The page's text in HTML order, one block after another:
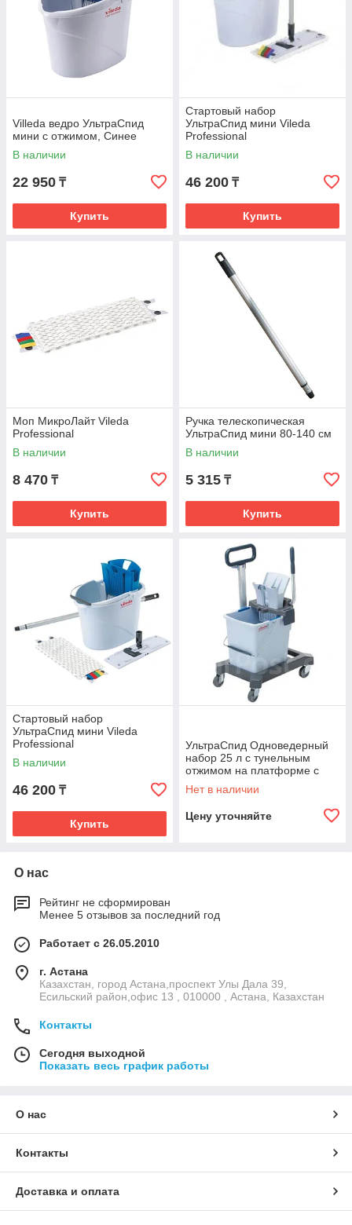
Villeda ведро УльтраСпид
мини с отжимом, Синее
В наличии
22 950 ₸
Купить
Стартовый набор
УльтраСпид мини Vileda
Professional
В наличии
46 200 ₸
Купить
Моп МикроЛайт Vileda
Professional
В наличии
8 470 ₸
Купить
Ручка телескопическая
УльтраСпид мини 80-140 см
В наличии
5 315 ₸
Купить
Стартовый набор
УльтраСпид мини Vileda
Professional
В наличии
46 200 ₸
Купить
УльтраСпид Одноведерный
набор 25 л с тунельным
отжимом на платформе с
трансп.ручкой
Нет в наличии
Цену уточняйте
О нас
Рейтинг не сформирован
Менее 5 отзывов за последний год
Работает с 26.05.2010
г. Астана
Казахстан, город Астана,проспект Улы Дала 39,
Есильский район,офис 13 , 010000 , Астана, Казахстан
Контакты
Сегодня выходной
Показать весь график работы
О нас
Контакты
Доставка и оплата